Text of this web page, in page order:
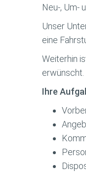
Neu-, Um-
Unser
eine
Weiterhin
erwünscht.
Ihre